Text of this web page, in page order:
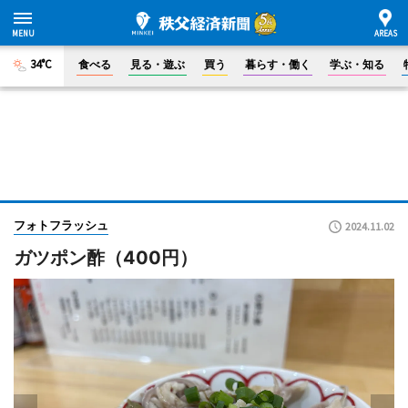
34°C 食べる 見る・遊ぶ 買う 暮らす・働く 学ぶ・知る
フォトフラッシュ 2024.11.02
ガツポン酢（400円）